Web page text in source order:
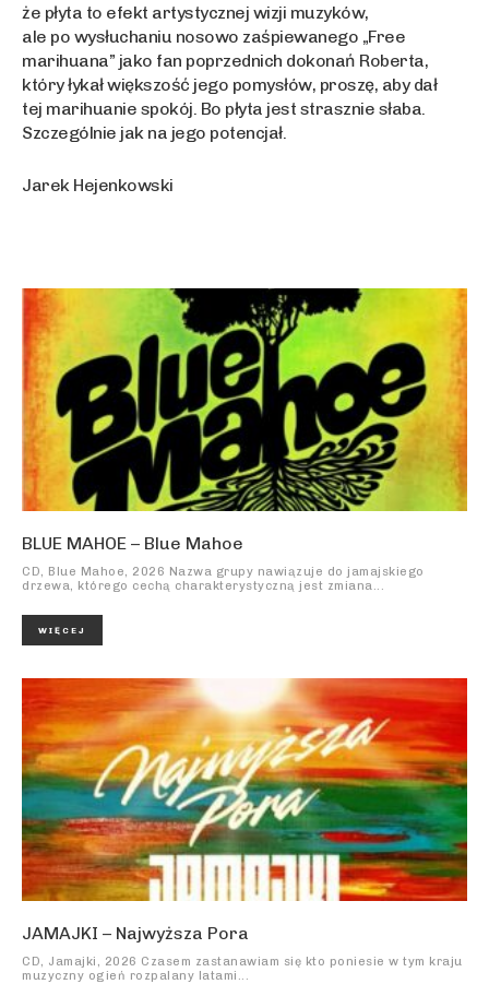
że płyta to efekt artystycznej wizji muzyków,
ale po wysłuchaniu nosowo zaśpiewanego „Free
marihuana” jako fan poprzednich dokonań Roberta,
który łykał większość jego pomysłów, proszę, aby dał
tej marihuanie spokój. Bo płyta jest strasznie słaba.
Szczególnie jak na jego potencjał.
Jarek Hejenkowski
BLUE MAHOE – Blue Mahoe
CD, Blue Mahoe, 2026 Nazwa grupy nawiązuje do jamajskiego
drzewa, którego cechą charakterystyczną jest zmiana...
WIĘCEJ
JAMAJKI – Najwyższa Pora
CD, Jamajki, 2026 Czasem zastanawiam się kto poniesie w tym kraju
muzyczny ogień rozpalany latami...